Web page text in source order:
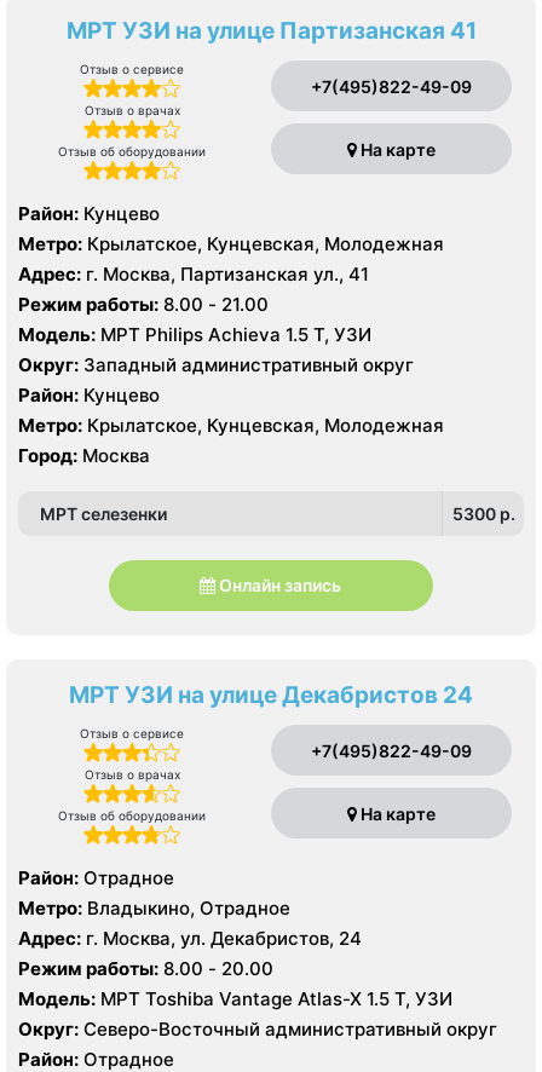
МРТ УЗИ на улице Партизанская 41
Отзыв о сервисе
Отзыв о врачах
Отзыв об оборудовании
+7(495)822-49-09
На карте
Район: Кунцево
Метро: Крылатское, Кунцевская, Молодежная
Адрес: г. Москва, Партизанская ул., 41
Режим работы: 8.00 - 21.00
Модель: МРТ Philips Achieva 1.5 T, УЗИ
Округ: Западный административный округ
Район: Кунцево
Метро: Крылатское, Кунцевская, Молодежная
Город: Москва
МРТ селезенки 5300 p.
Онлайн запись
МРТ УЗИ на улице Декабристов 24
Отзыв о сервисе
Отзыв о врачах
Отзыв об оборудовании
+7(495)822-49-09
На карте
Район: Отрадное
Метро: Владыкино, Отрадное
Адрес: г. Москва, ул. Декабристов, 24
Режим работы: 8.00 - 20.00
Модель: МРТ Toshiba Vantage Atlas-X 1.5 Т, УЗИ
Округ: Северо-Восточный административный округ
Район: Отрадное